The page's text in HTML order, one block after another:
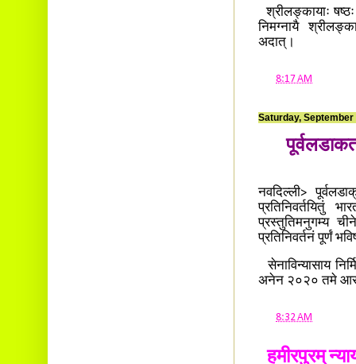
श्रीलङ्कायाः षष्ठः
निमग्नायै
अदात्।
8:17 AM
Saturday, September
नवदिल्ली>
प्रतिनिवर्तयितुं
प्रस्तुतिमनुगम्य
प्रतिनिवर्तनं पूर्णं
सेनाविन्यासाय
अनेन २०२० तमे
8:32 AM
हमीरपुरम्